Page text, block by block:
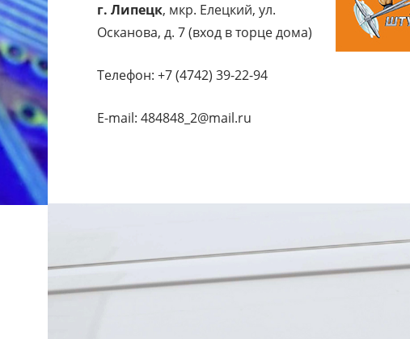
г. Липецк, мкр. Елецкий, ул.
Осканова, д. 7 (вход в торце дома)
Телефон: +7 (4742) 39-22-94
E-mail: 484848_2@mail.ru